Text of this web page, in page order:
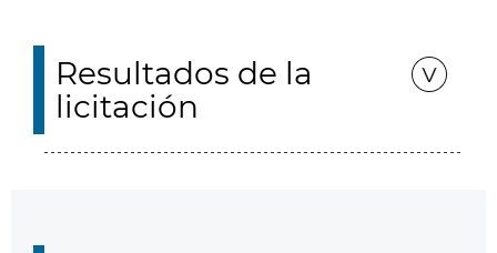
Resultados de la
licitación